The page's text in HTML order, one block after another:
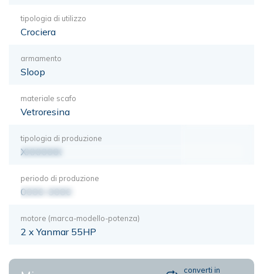
tipologia di utilizzo
Crociera
armamento
Sloop
materiale scafo
Vetroresina
tipologia di produzione
XXXXXXX
periodo di produzione
0000-0000
motore (marca-modello-potenza)
2 x Yanmar 55HP
converti in